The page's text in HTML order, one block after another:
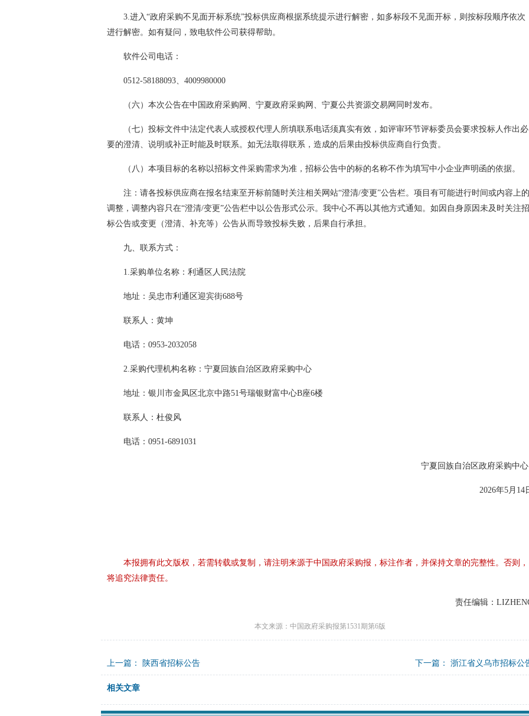
3.进入“政府采购不见面开标系统”投标供应商根据系统提示进行解密，如多标段不见面开标，则按标段顺序依次
进行解密。如有疑问，致电软件公司获得帮助。
软件公司电话：
0512-58188093、4009980000
（六）本次公告在中国政府采购网、宁夏政府采购网、宁夏公共资源交易网同时发布。
（七）投标文件中法定代表人或授权代理人所填联系电话须真实有效，如评审环节评标委员会要求投标人作出必
要的澄清、说明或补正时能及时联系。如无法取得联系，造成的后果由投标供应商自行负责。
（八）本项目标的名称以招标文件采购需求为准，招标公告中的标的名称不作为填写中小企业声明函的依据。
注：请各投标供应商在报名结束至开标前随时关注相关网站“澄清/变更”公告栏。项目有可能进行时间或内容上的
调整，调整内容只在“澄清/变更”公告栏中以公告形式公示。我中心不再以其他方式通知。如因自身原因未及时关注招
标公告或变更（澄清、补充等）公告从而导致投标失败，后果自行承担。
九、联系方式：
1.采购单位名称：利通区人民法院
地址：吴忠市利通区迎宾街688号
联系人：黄坤
电话：0953-2032058
2.采购代理机构名称：宁夏回族自治区政府采购中心
地址：银川市金凤区北京中路51号瑞银财富中心B座6楼
联系人：杜俊风
电话：0951-6891031
宁夏回族自治区政府采购中
2026年5月14
本报拥有此文版权，若需转载或复制，请注明来源于中国政府采购报，标注作者，并保持文章的完整性。否则，
将追究法律责任。
责任编辑：
本文来源：中国政府采购报第1531期第6版
下一篇： 浙江省义乌市招标公
上一篇： 陕西省招标公告
相关文章